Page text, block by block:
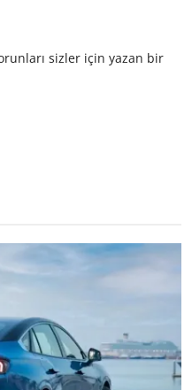
sizler için yazan bir